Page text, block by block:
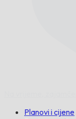
Planovi i cijene